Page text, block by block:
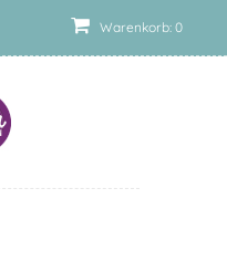
Warenkorb: 0